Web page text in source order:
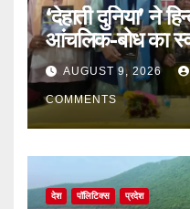
‘देहाती दुनिया’ ने
आंचलिक-बोध का
सुलभ
AUGUST 9, 2026
COMMENTS
देश पॉलिटिक्स प्रदेश